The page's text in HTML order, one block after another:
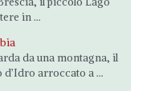
in ...
da una montagna, il
arroccato a ...